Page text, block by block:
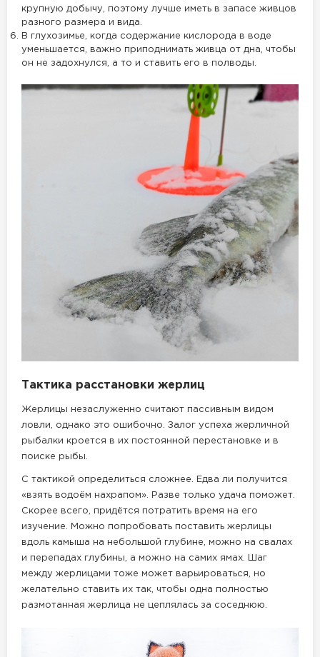
крупную добычу, поэтому лучше иметь в запасе живцов
разного размера и вида.
В глухозимье, когда содержание кислорода в воде
уменьшается, важно приподнимать живца от дна, чтобы
он не задохнулся, а то и ставить его в полводы.
Тактика расстановки жерлиц
Жерлицы незаслуженно считают пассивным видом
ловли, однако это ошибочно. Залог успеха жерличной
рыбалки кроется в их постоянной перестановке и в
поиске рыбы.
С тактикой определиться сложнее. Едва ли получится
«взять водоём нахрапом». Разве только удача поможет.
Скорее всего, придётся потратить время на его
изучение. Можно попробовать поставить жерлицы
вдоль камыша на небольшой глубине, можно на свалах
и перепадах глубины, а можно на самих ямах. Шаг
между жерлицами тоже может варьироваться, но
желательно ставить их так, чтобы одна полностью
размотанная жерлица не цеплялась за соседнюю.